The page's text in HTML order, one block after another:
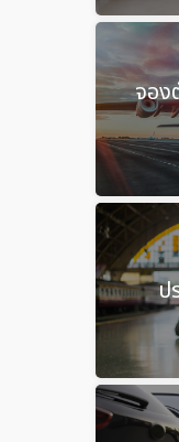
จอง
ป